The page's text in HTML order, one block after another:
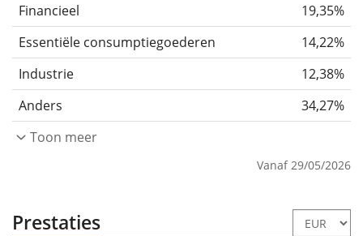
Financieel
19,35%
Essentiële consumptiegoederen
14,22%
Industrie
12,38%
Anders
34,27%
Toon meer
Vanaf 29/05/2026
Prestaties